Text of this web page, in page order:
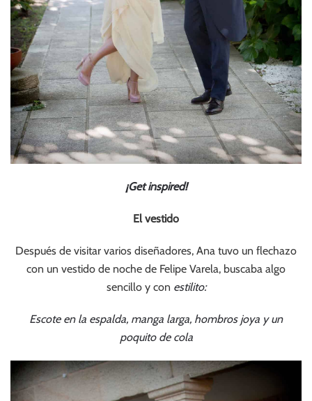
¡Get inspired!
El vestido
Después de visitar varios diseñadores, Ana tuvo un flechazo
con un vestido de noche de Felipe Varela, buscaba algo
sencillo y con estilito:
Escote en la espalda, manga larga, hombros joya y un
poquito de cola